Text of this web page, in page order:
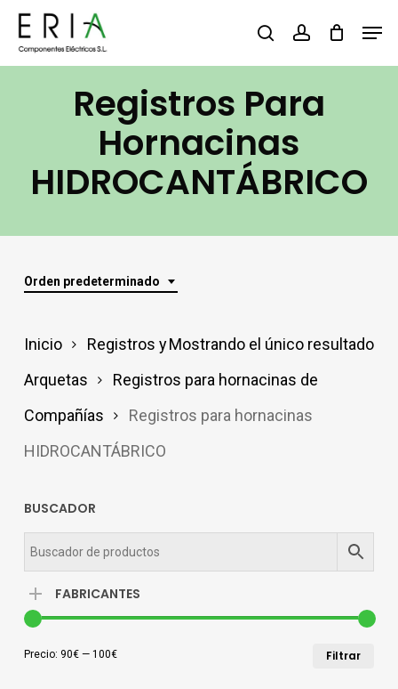
Saltar
contenido
buscaraccount
Registros Para
Hornacinas
HIDROCANTÁBRICO
Orden predeterminado
Mostrando el único resultado
Inicio
Registros y
Arquetas
Registros para hornacinas de
Compañías
Registros para hornacinas
HIDROCANTÁBRICO
BUSCADOR
FABRICANTES
Filtrar
Precio: 90€— 100€